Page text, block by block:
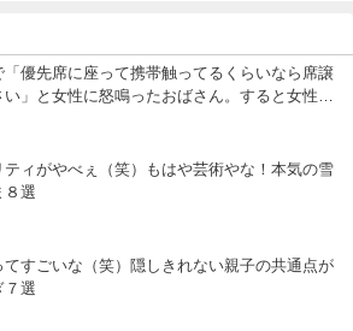
「優先席に座って携帯触ってるくらいなら席譲
い」と女性に怒鳴ったおばさん。すると女性は
ティがやべぇ（笑）もはや芸術やな！本気の雪
８選
てすごいな（笑）隠しきれない親子の共通点が
７選